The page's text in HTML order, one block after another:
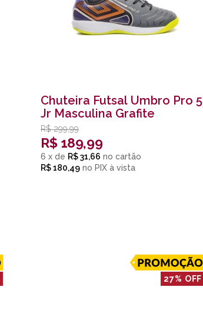
Chuteira Futsal Umbro Pro 5
Jr Masculina Grafite
R$ 299,99
R$ 189,99
6 x de R$ 31,66
R$ 180,49 no PIX
27% OFF